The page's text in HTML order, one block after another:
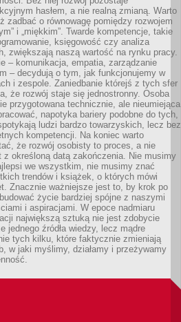
hasłem, a nie realną zmianą. Warto
zadbać o równowagę pomiędzy rozwojem
i „miękkim”. Twarde kompetencje, takie
księgowość czy analiza
zwiększają naszą wartość na rynku pracy.
– komunikacja, empatia, zarządzanie
– decydują o tym, jak funkcjonujemy w
i zespole. Zaniedbanie którejś z tych sfer
że rozwój staje się jednostronny. Osoba
przygotowana technicznie, ale nieumiejąca
napotyka bariery podobne do tych,
ludzi bardzo towarzyskich, lecz bez
kompetencji. Na koniec warto
że rozwój osobisty to proces, a nie
z określoną datą zakończenia. Nie musimy
we wszystkim, nie musimy znać
trendów i książek, o których mówi
Znacznie ważniejsze jest to, by krok po
życie bardziej spójne z naszymi
i aspiracjami. W epoce nadmiaru
największą sztuką nie jest zdobycie
jednego źródła wiedzy, lecz mądre
tych kilku, które faktycznie zmieniają
w jaki myślimy, działamy i przeżywamy